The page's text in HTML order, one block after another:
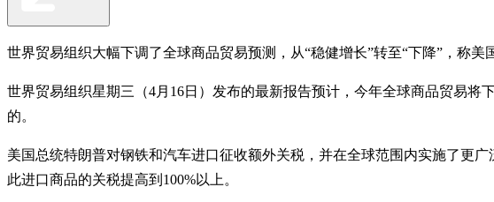
世界贸易组织大幅下调了全球商品贸易预测，从“稳健增长”转至“下降”，称
世界贸易组织星期三（4月16日）发布的最新报告预计，今年全球商品贸易
的。
美国总统特朗普对钢铁和汽车进口征收额外关税，并在全球范围内实施了更
此进口商品的关税提高到100%以上。